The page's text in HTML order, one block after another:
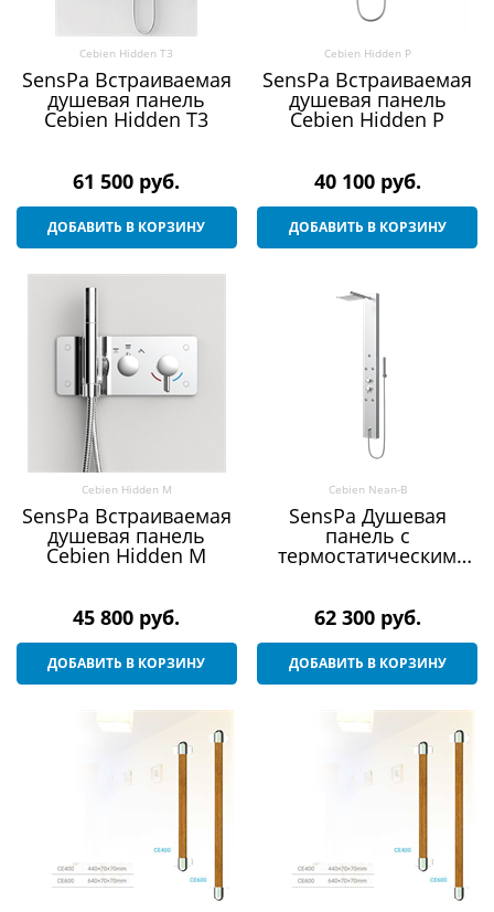
Cebien Hidden T3
SensPa Встраиваемая
душевая панель
Cebien Hidden T3
61 500 руб.
ДОБАВИТЬ В КОРЗИНУ
Cebien Hidden P
SensPa Встраиваемая
душевая панель
Cebien Hidden P
40 100 руб.
ДОБАВИТЬ В КОРЗИНУ
Cebien Hidden M
SensPa Встраиваемая
душевая панель
Cebien Hidden M
45 800 руб.
ДОБАВИТЬ В КОРЗИНУ
Cebien Nean-B
SensPa Душевая
панель с
термостатическим
62 300 руб.
ДОБАВИТЬ В КОРЗИНУ